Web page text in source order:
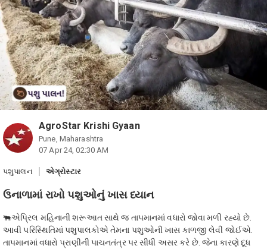
AgroStar Krishi Gyaan
Pune, Maharashtra
07 Apr 24, 02:30 AM
પશુપાલન એગ્રોસ્ટાર
ઉનાળામાં રાખો પશુઓનું ખાસ ધ્યાન
🐃એપ્રિલ મહિનાની શરૂઆત સાથે જ તાપમાનમાં વધારો જોવા મળી રહ્યો છે.
આવી પરિસ્થિતિમાં પશુપાલકોએ તેમના પશુઓની ખાસ કાળજી લેવી જોઈએ.
તાપમાનમાં વધારો પ્રાણીની પાચનતંત્ર પર સીધી અસર કરે છે. જેના કારણે દૂધ